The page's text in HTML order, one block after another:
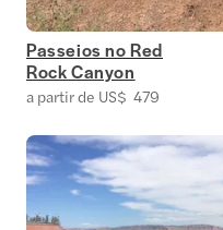
Passeios no Red
Rock Canyon
a partir de US$ 479